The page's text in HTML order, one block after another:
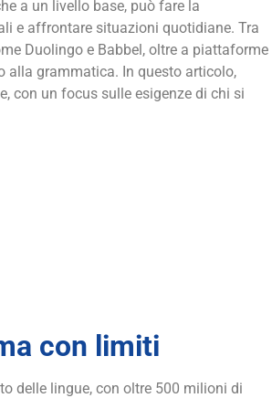
a un livello base, può fare la
e affrontare situazioni quotidiane. Tra
Duolingo e Babbel, oltre a piattaforme
alla grammatica. In questo articolo,
con un focus sulle esigenze di chi si
con limiti
delle lingue, con oltre 500 milioni di